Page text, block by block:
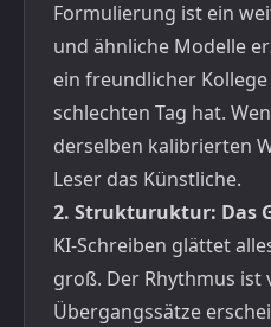
Formulierung ist ein
und ähnliche Modelle
ein freundlicher
schlechten Tag hat.
derselben kalibrierten
Leser das Künstliche.
2. Strukturuktur: Das
KI-Schreiben glättet
groß. Der Rhythmus ist
Übergangssätze